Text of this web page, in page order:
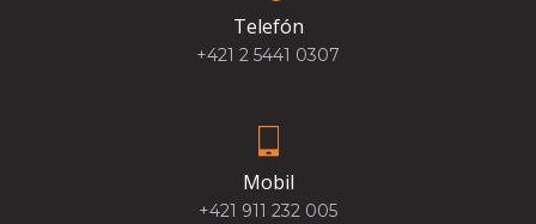
Telefón
+421 2 5441 0307
Mobil
+421 911 232 005